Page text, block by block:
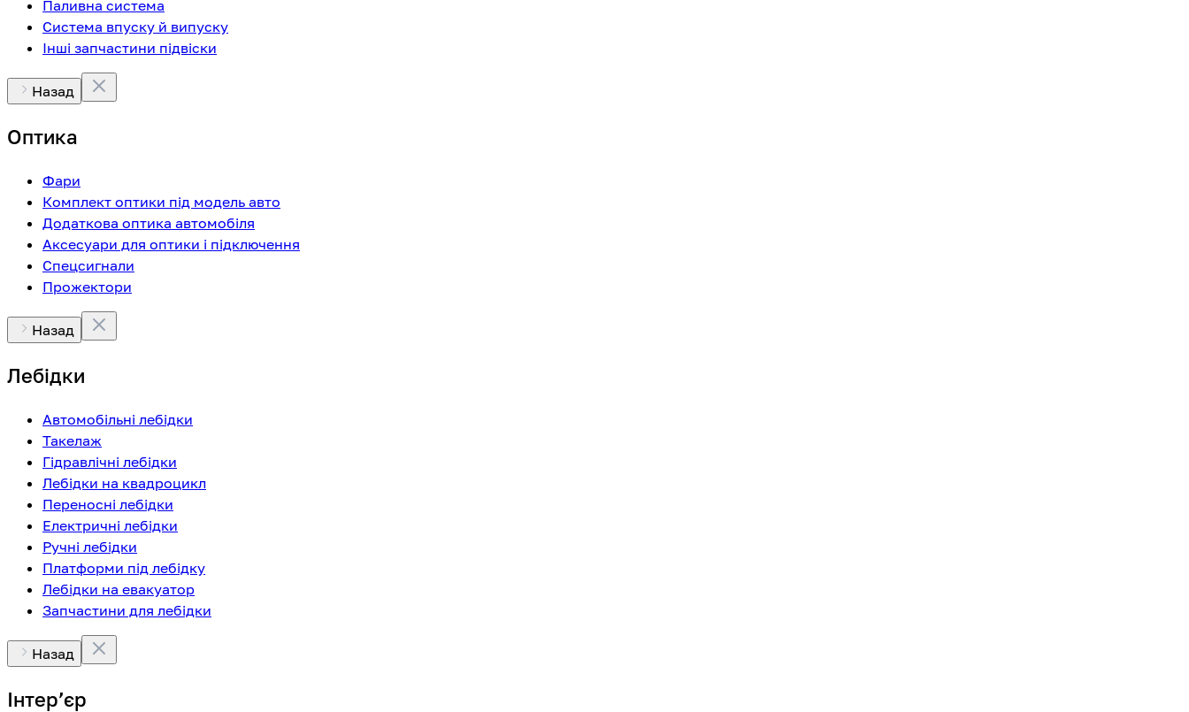
Паливна система
Система впуску й випуску
Інші запчастини підвіски
Назад
Оптика
Фари
Комплект оптики під модель авто
Додаткова оптика автомобіля
Аксесуари для оптики і підключення
Спецсигнали
Прожектори
Назад
Лебідки
Автомобільні лебідки
Такелаж
Гідравлічні лебідки
Лебідки на квадроцикл
Переносні лебідки
Електричні лебідки
Ручні лебідки
Платформи під лебідку
Лебідки на евакуатор
Запчастини для лебідки
Назад
Інтерʼєр